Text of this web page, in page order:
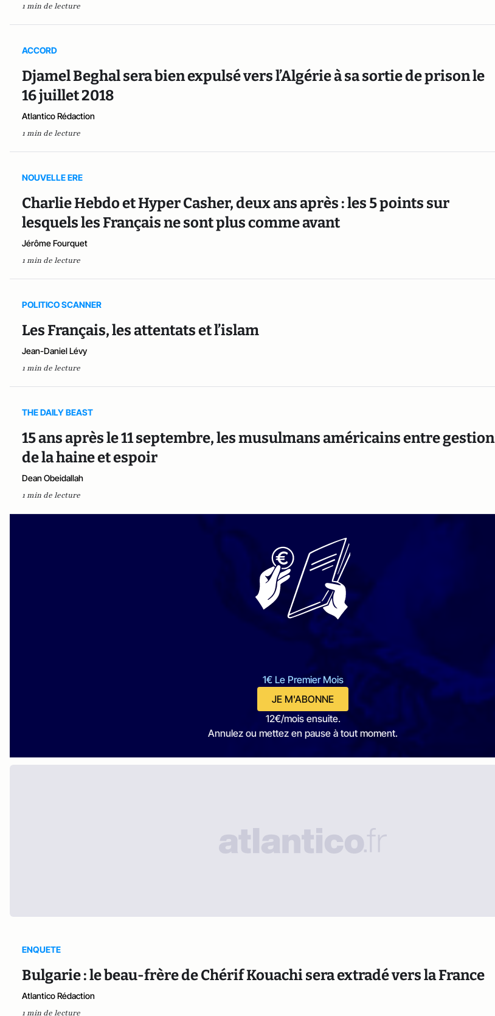
1 min de lecture
ACCORD
Djamel Beghal sera bien expulsé vers l’Algérie à sa sortie de prison le
16 juillet 2018
Atlantico Rédaction
1 min de lecture
NOUVELLE ERE
Charlie Hebdo et Hyper Casher, deux ans après : les 5 points sur
lesquels les Français ne sont plus comme avant
Jérôme Fourquet
1 min de lecture
POLITICO SCANNER
Les Français, les attentats et l’islam
Jean-Daniel Lévy
1 min de lecture
THE DAILY BEAST
15 ans après le 11 septembre, les musulmans américains entre gestion
de la haine et espoir
Dean Obeidallah
1 min de lecture
1€ Le Premier Mois
JE M'ABONNE
12€/mois ensuite.
Annulez ou mettez en pause à tout moment.
ENQUETE
Bulgarie : le beau-frère de Chérif Kouachi sera extradé vers la France
Atlantico Rédaction
1 min de lecture